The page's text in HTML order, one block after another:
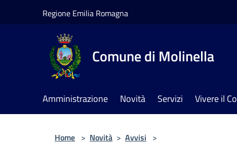
Regione Emilia Romagna
Comune di Molinella
Amministrazione Novità Servizi Vivere il
Home > Novità > Avvisi >